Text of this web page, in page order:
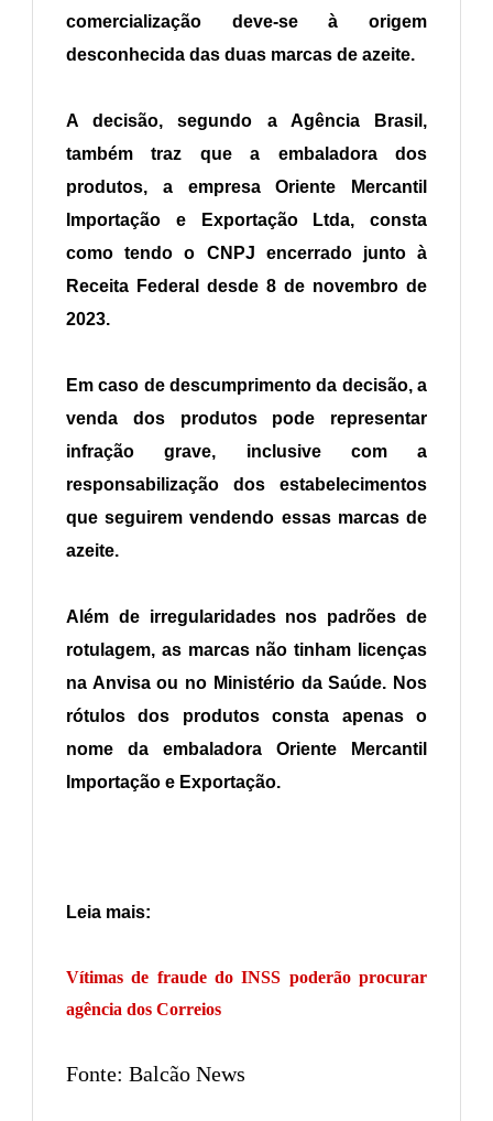
comercialização deve-se à origem
desconhecida das duas marcas de azeite.
A decisão, segundo a Agência Brasil,
também traz que a embaladora dos
produtos, a empresa Oriente Mercantil
Importação e Exportação Ltda, consta
como tendo o CNPJ encerrado junto à
Receita Federal desde 8 de novembro de
2023.
Em caso de descumprimento da decisão, a
venda dos produtos pode representar
infração grave, inclusive com a
responsabilização dos estabelecimentos
que seguirem vendendo essas marcas de
azeite.
Além de irregularidades nos padrões de
rotulagem, as marcas não tinham licenças
na Anvisa ou no Ministério da Saúde. Nos
rótulos dos produtos consta apenas o
nome da embaladora Oriente Mercantil
Importação e Exportação.
Leia mais:
Vítimas de fraude do INSS poderão procurar
agência dos Correios
Fonte: Balcão News